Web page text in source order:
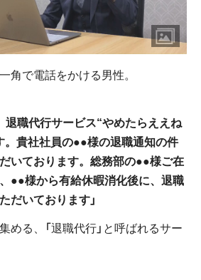
角で電話をかける男性。
退職代行サービス“やめたらええね
。貴社社員の●●様の退職通知の件
いております。総務部の●●様ご在
●●様から有給休暇消化後に、退職
だいております」
める、「退職代行」と呼ばれるサー